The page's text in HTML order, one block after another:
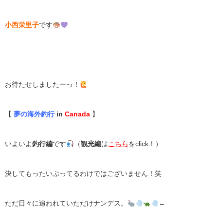
小西栄里子です
お待たせしましたーっ！
【 夢の海外釣行 in Canada 】
いよいよ釣行編です‪ （観光編はこちらをclick！）
決してもったいぶってるわけではございません！笑
ただ日々に追われていただけナンデス。 ←